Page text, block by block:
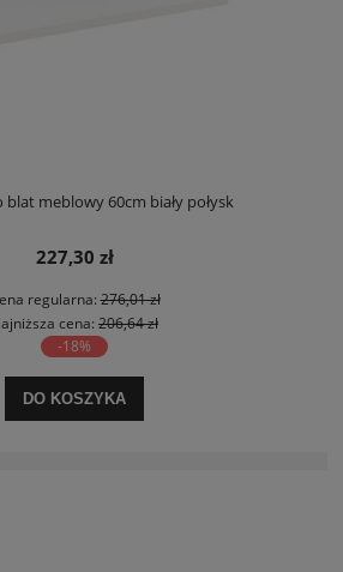
blat meblowy 60cm biały połysk
227,30 zł
regularna:276,01 zł
cena: 206,64 zł
-18%
DO KOSZYKA